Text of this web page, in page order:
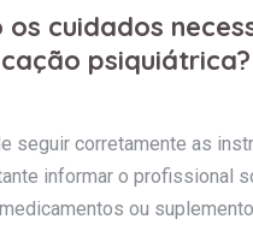
os cuidados
psiquiátrica?
seguir corretamente as
informar o profissional
ou